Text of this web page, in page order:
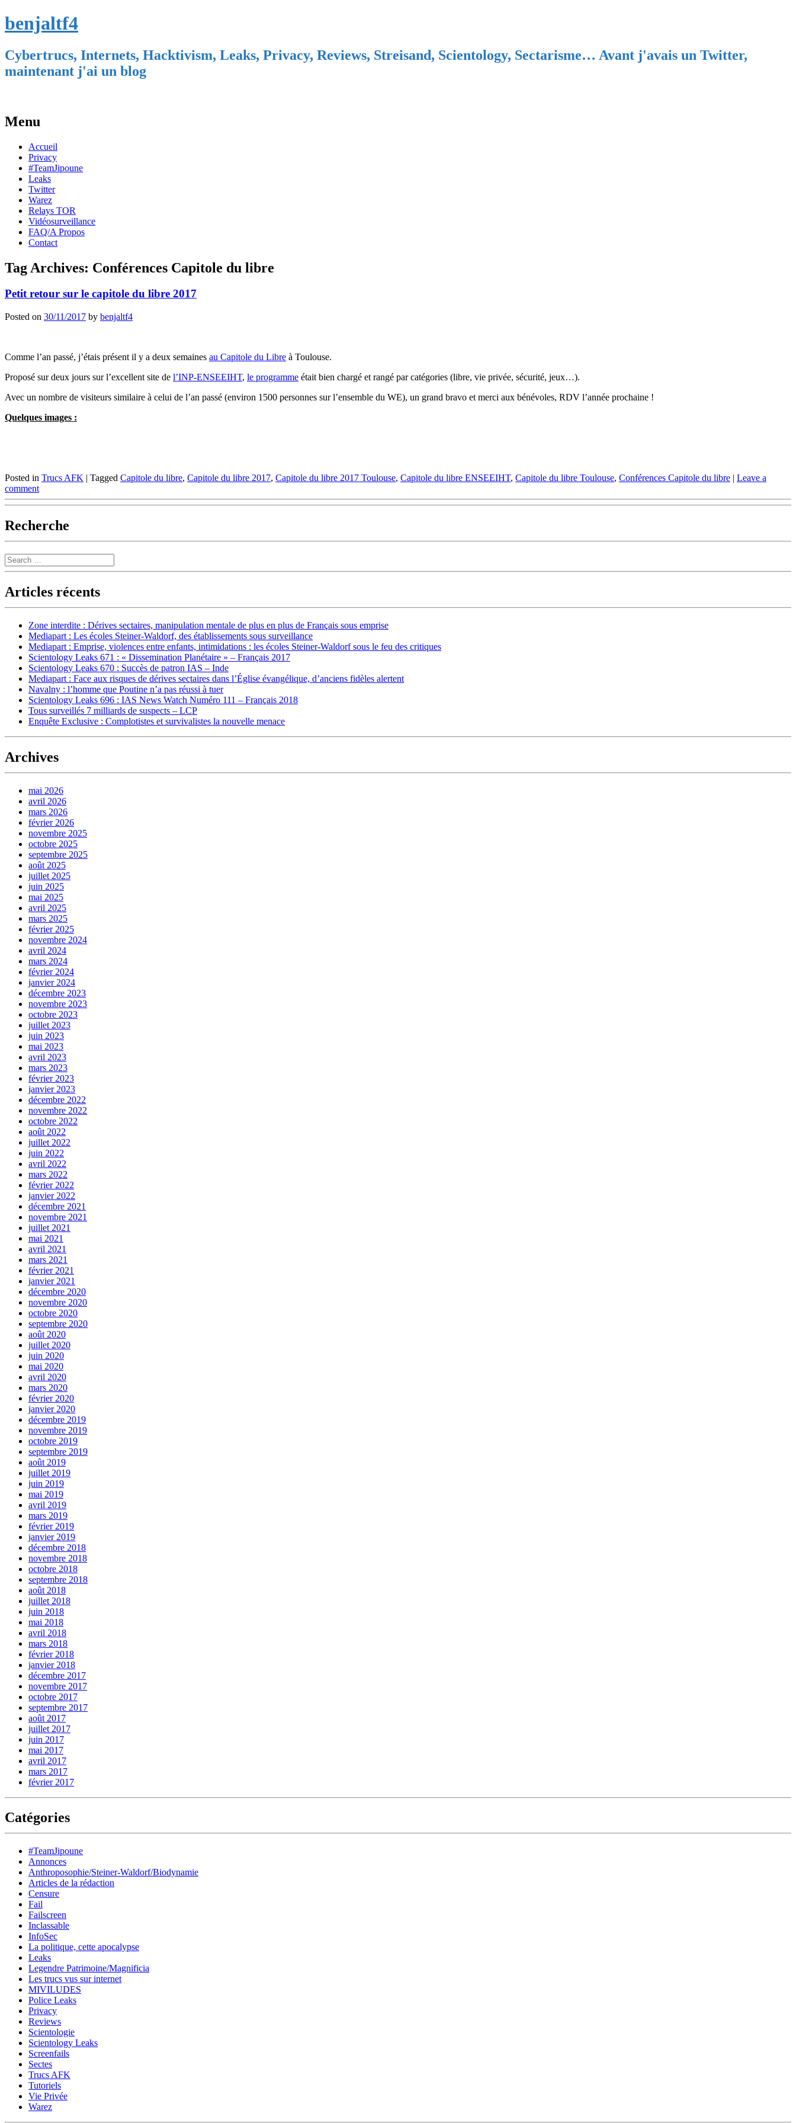
benjaltf4
Cybertrucs, Internets, Hacktivism, Leaks, Privacy, Reviews, Streisand, Scientology, Sectarisme… Avant j'avais un Twitter,
maintenant j'ai un blog
Menu
Skip
content
Accueil
Privacy
#TeamJipoune
Leaks
Twitter
Warez
Relays TOR
Vidéosurveillance
FAQ/A Propos
Contact
Tag Archives: Conférences Capitole du libre
Petit retour sur le capitole du libre 2017
Posted on 30/11/2017 by benjaltf4
Comme l’an passé, j’étais présent il y a deux semaines au Capitole du Libre à Toulouse.
Proposé sur deux jours sur l’excellent site de l’INP-ENSEEIHT, le programme était bien chargé et rangé par catégories (libre, vie privée, sécurité, jeux…).
Avec un nombre de visiteurs similaire à celui de l’an passé (environ 1500 personnes sur l’ensemble du WE), un grand bravo et merci aux bénévoles, RDV l’année prochaine !
Quelques images :
Posted in Trucs AFK | Tagged Capitole du libre, Capitole du libre 2017, Capitole du libre 2017 Toulouse, Capitole du libre ENSEEIHT, Capitole du libre Toulouse, Conférences Capitole du libre | Leave a
comment
Recherche
Search
Articles récents
Zone interdite : Dérives sectaires, manipulation mentale de plus en plus de Français sous emprise
Mediapart : Les écoles Steiner-Waldorf, des établissements sous surveillance
Mediapart : Emprise, violences entre enfants, intimidations : les écoles Steiner-Waldorf sous le feu des critiques
Scientology Leaks 671 : « Dissemination Planétaire » – Français 2017
Scientology Leaks 670 : Succès de patron IAS – Inde
Mediapart : Face aux risques de dérives sectaires dans l’Église évangélique, d’anciens fidèles alertent
Navalny : l’homme que Poutine n’a pas réussi à tuer
Scientology Leaks 696 : IAS News Watch Numéro 111 – Français 2018
Tous surveillés 7 milliards de suspects – LCP
Enquête Exclusive : Complotistes et survivalistes la nouvelle menace
Archives
mai 2026
avril 2026
mars 2026
février 2026
novembre 2025
octobre 2025
septembre 2025
août 2025
juillet 2025
juin 2025
mai 2025
avril 2025
mars 2025
février 2025
novembre 2024
avril 2024
mars 2024
février 2024
janvier 2024
décembre 2023
novembre 2023
octobre 2023
juillet 2023
juin 2023
mai 2023
avril 2023
mars 2023
février 2023
janvier 2023
décembre 2022
novembre 2022
octobre 2022
août 2022
juillet 2022
juin 2022
avril 2022
mars 2022
février 2022
janvier 2022
décembre 2021
novembre 2021
juillet 2021
mai 2021
avril 2021
mars 2021
février 2021
janvier 2021
décembre 2020
novembre 2020
octobre 2020
septembre 2020
août 2020
juillet 2020
juin 2020
mai 2020
avril 2020
mars 2020
février 2020
janvier 2020
décembre 2019
novembre 2019
octobre 2019
septembre 2019
août 2019
juillet 2019
juin 2019
mai 2019
avril 2019
mars 2019
février 2019
janvier 2019
décembre 2018
novembre 2018
octobre 2018
septembre 2018
août 2018
juillet 2018
juin 2018
mai 2018
avril 2018
mars 2018
février 2018
janvier 2018
décembre 2017
novembre 2017
octobre 2017
septembre 2017
août 2017
juillet 2017
juin 2017
mai 2017
avril 2017
mars 2017
février 2017
Catégories
#TeamJipoune
Annonces
Anthroposophie/Steiner-Waldorf/Biodynamie
Articles de la rédaction
Censure
Fail
Failscreen
Inclassable
InfoSec
La politique, cette apocalypse
Leaks
Legendre Patrimoine/Magnificia
Les trucs vus sur internet
MIVILUDES
Police Leaks
Privacy
Reviews
Scientologie
Scientology Leaks
Screenfails
Sectes
Trucs AFK
Tutoriels
Vie Privée
Warez